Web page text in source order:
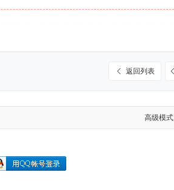
返回列表
高级模式